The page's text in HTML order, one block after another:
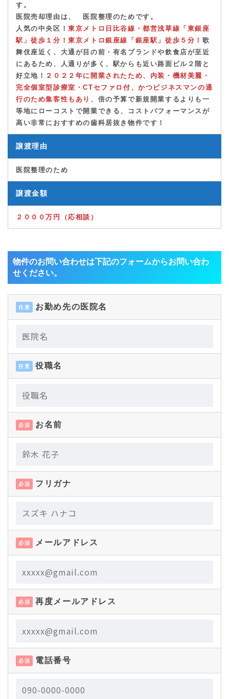
医院売却理由は、 医院整理のためです。
人気の中央区！東京メトロ日比谷線・都営浅草線「東
駅 」徒歩１分！東京メトロ銀座線「銀座駅」徒歩５分！ 歌
舞伎座近く、大通が目の前・有名ブランドや飲食店が至近
にあるため、人通りが多く、駅からも近い路面ビル２階と
好立地！２０２２年に開業されたため、内装・機材美麗・
完全個室型診療室・CTセファロ付、かつビジネスマンの通
行のため集客性もあり、倍の予算で新規開業するよりも一
等地にローコストで開業できる、コストパフォーマンスが
高い非常におすすめの歯科居抜き物件です！
譲渡理由
医院整理のため
譲渡金額
２０００万円（応相談）
物件のお問い合わせは下記のフォームからお問い合わ
せください。
任意 お勤め先の医院名
任意 役職名
必須 お名前
必須 フリガナ
必須 メールアドレス
必須 再度メールアドレス
必須 電話番号